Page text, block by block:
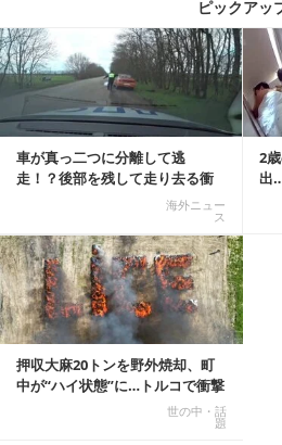
ピックアッ
車が真っ二つに分離して逃
走！？後部を残して走り去る衝
海外ニュー
ス
2
出
記事を読む
押収大麻20トンを野外焼却、町
中が“ハイ状態”に…トルコで衝撃
世の中・話
題